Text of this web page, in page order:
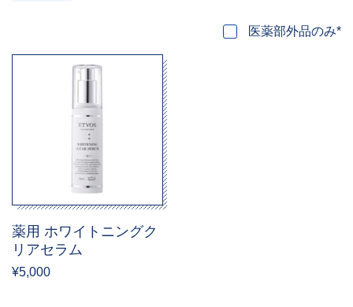
医薬部外品のみ*
薬用 ホワイトニングク
リアセラム
¥5,000